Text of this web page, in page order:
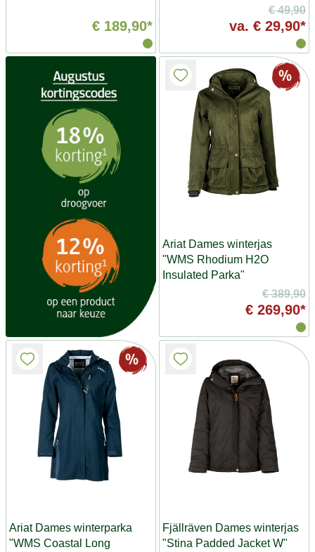
€ 189,90*
€ 49,90
va. € 29,90*
Ariat Dames winterjas
"WMS Rhodium H2O
Insulated Parka"
€ 389,90
€ 269,90*
Ariat Dames winterparka
"WMS Coastal Long
Fjällräven Dames winterjas
"Stina Padded Jacket W"